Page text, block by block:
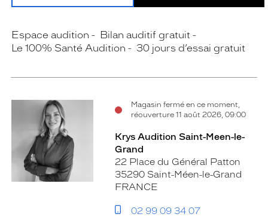
Espace audition
Bilan auditif gratuit
Le 100% Santé Audition
30 jours d’essai gratuit
Magasin fermé en ce moment,
réouverture 11 août 2026, 09:00
Krys Audition Saint-Meen-le-
Grand
22 Place du Général Patton
35290 Saint-Méen-le-Grand
FRANCE
02 99 09 34 07